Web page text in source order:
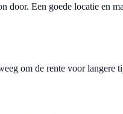
door. Een goede locatie en
om de rente voor langere